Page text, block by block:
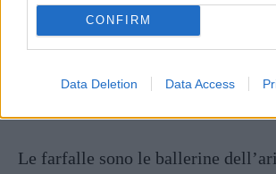
CONFIRM
Data Deletion Data Access
e non volevi le ali.
(Alda Merini)
Le farfalle sono le ballerine